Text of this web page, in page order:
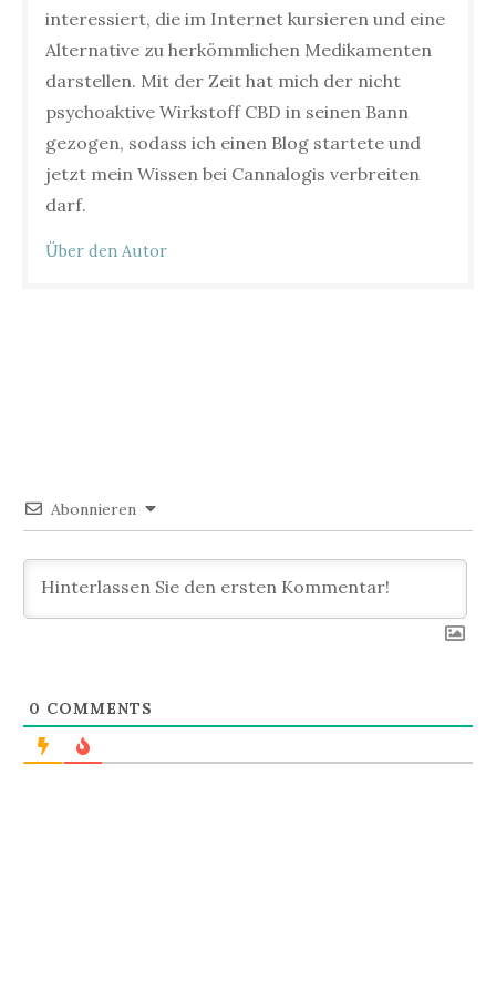
interessiert, die im Internet kursieren und eine
Alternative zu herkömmlichen Medikamenten
darstellen. Mit der Zeit hat mich der nicht
psychoaktive Wirkstoff CBD in seinen Bann
gezogen, sodass ich einen Blog startete und
jetzt mein Wissen bei Cannalogis verbreiten
darf.
Über den Autor
Abonnieren
0 COMMENTS